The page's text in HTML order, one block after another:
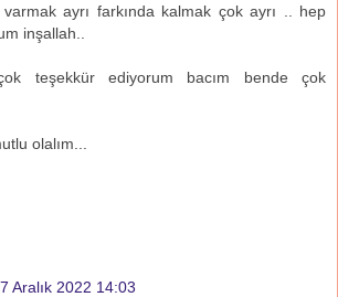
varmak ayrı farkında kalmak çok ayrı .. hep
inşallah..
teşekkür ediyorum bacım bende çok
olalım...
Aralık 2022 14:03